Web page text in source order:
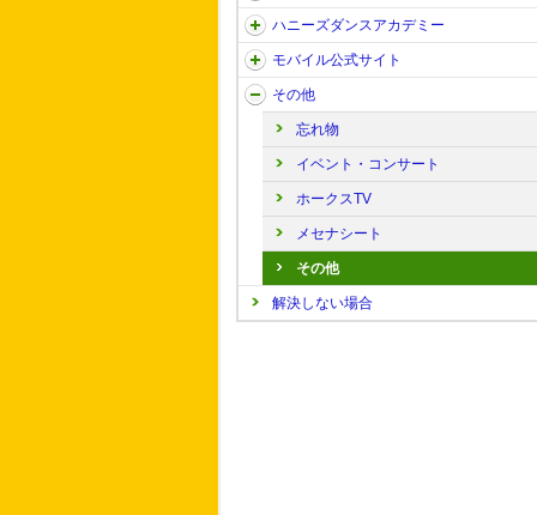
ハニーズダンスアカデミー
モバイル公式サイト
その他
忘れ物
イベント・コンサート
ホークスTV
メセナシート
その他
解決しない場合